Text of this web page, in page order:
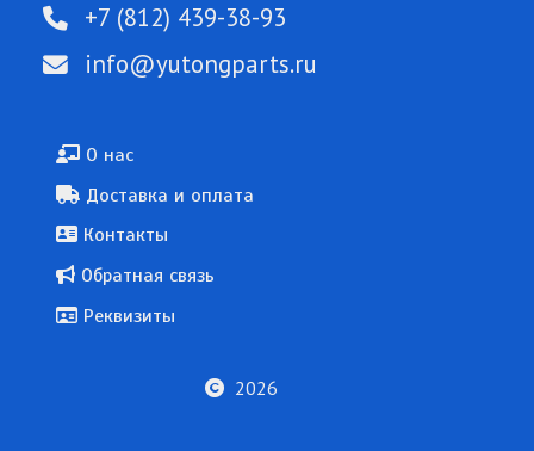
+7 (812) 439-38-93
info@yutongparts.ru
Подвал
О нас
Доставка и оплата
Контакты
Обратная связь
Реквизиты
2026